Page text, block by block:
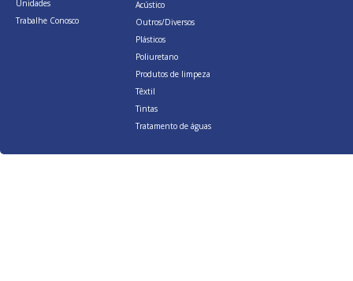
Unidades
Trabalhe Conosco
Acústico
Outros/Diversos
Plásticos
Poliuretano
Produtos de limpeza
Têxtil
Tintas
Tratamento de águas